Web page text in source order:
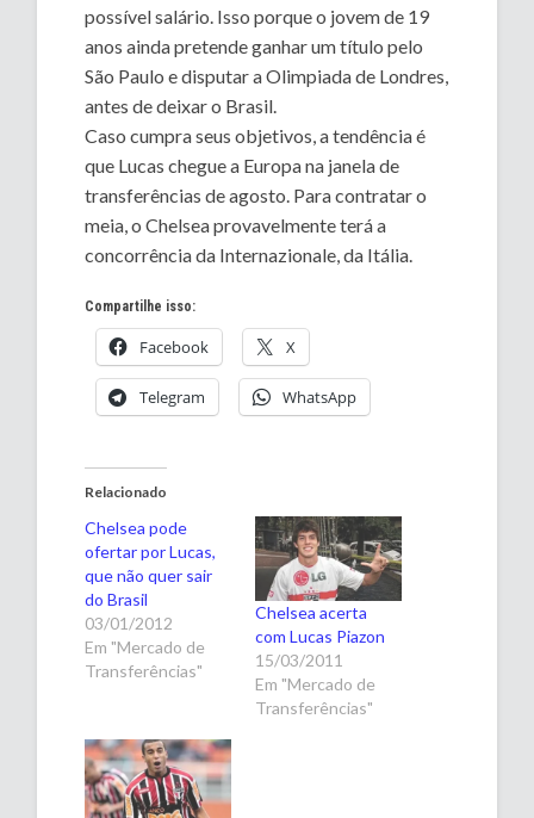
possível salário. Isso porque o jovem de 19
anos ainda pretende ganhar um título pelo
São Paulo e disputar a Olimpiada de Londres,
antes de deixar o Brasil.
Caso cumpra seus objetivos, a tendência é
que Lucas chegue a Europa na janela de
transferências de agosto. Para contratar o
meia, o Chelsea provavelmente terá a
concorrência da Internazionale, da Itália.
Compartilhe isso:
Facebook X
Telegram WhatsApp
Relacionado
Chelsea pode
ofertar por Lucas,
que não quer sair
do Brasil
03/01/2012
Em "Mercado de
Transferências"
Chelsea acerta
com Lucas Piazon
15/03/2011
Em "Mercado de
Transferências"